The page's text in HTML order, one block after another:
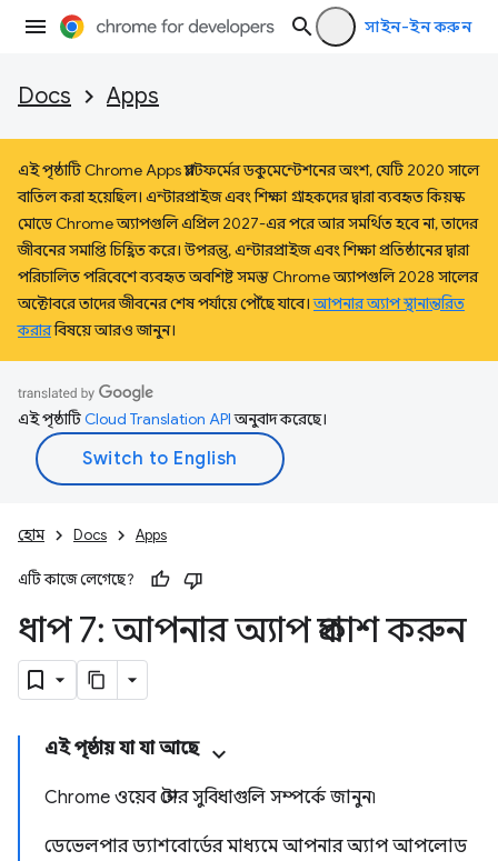
সাইন-ইন করুন
Docs Apps
এই পৃষ্ঠাটি Chrome Apps প্ল্যাটফর্মের ডকুমেন্টেশনের অংশ, যেটি 2020 সালে
বাতিল করা হয়েছিল। এন্টারপ্রাইজ এবং শিক্ষা গ্রাহকদের দ্বারা ব্যবহৃত কিয়স্ক
মোডে Chrome অ্যাপগুলি এপ্রিল 2027-এর পরে আর সমর্থিত হবে না, তাদের
জীবনের সমাপ্তি চিহ্নিত করে। উপরন্তু, এন্টারপ্রাইজ এবং শিক্ষা প্রতিষ্ঠানের দ্বারা
পরিচালিত পরিবেশে ব্যবহৃত অবশিষ্ট সমস্ত Chrome অ্যাপগুলি 2028 সালের
অক্টোবরে তাদের জীবনের শেষ পর্যায়ে পৌঁছে যাবে।আপনার অ্যাপ স্থানান্তরিত
করারবিষয়ে আরও জানুন।
এই পৃষ্ঠাটিCloud Translation APIঅনুবাদ করেছে।
হোম Docs Apps
এটি কাজে লেগেছে?
ধাপ 7: আপনার অ্যাপ প্রকাশ করুন
এই পৃষ্ঠায় যা যা আছে
Chrome ওয়েব স্টোর সুবিধাগুলি সম্পর্কে জানুন৷
ডেভেলপার ড্যাশবোর্ডের মাধ্যমে আপনার অ্যাপ আপলোড